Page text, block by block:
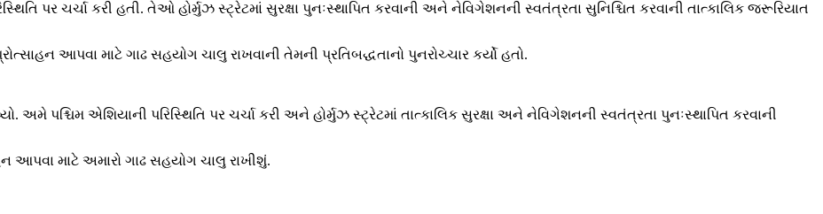
પર ચર્ચા કરી હતી. તેઓ હોર્મુઝ સ્ટ્રેટમાં સુરક્ષા પુનઃસ્થાપિત કરવાની અને નેવિગેશનની સ્વતંત્રતા સુનિશ્ચિત કરવાની તાત્કાલિક જરૂરિયાત
આપવા માટે ગાઢ સહયોગ ચાલુ રાખવાની તેમની પ્રતિબદ્ધતાનો પુનરોચ્ચાર કર્યો હતો.
અમે પશ્ચિમ એશિયાની પરિસ્થિતિ પર ચર્ચા કરી અને હોર્મુઝ સ્ટ્રેટમાં તાત્કાલિક સુરક્ષા અને નેવિગેશનની સ્વતંત્રતા પુનઃસ્થાપિત કરવાની
માટે અમારો ગાઢ સહયોગ ચાલુ રાખીશું.